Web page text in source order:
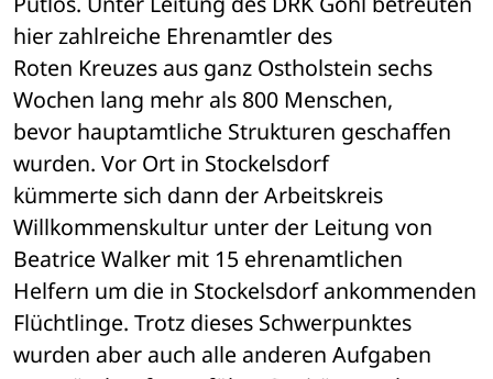
hier zahlreiche Ehrenamtler des
Roten Kreuzes aus ganz Ostholstein sechs
Wochen lang mehr als 800 Menschen,
bevor hauptamtliche Strukturen geschaffen
wurden. Vor Ort in Stockelsdorf
kümmerte sich dann der Arbeitskreis
Willkommenskultur unter der Leitung von
Beatrice Walker mit 15 ehrenamtlichen
Helfern um die in Stockelsdorf ankommenden
Flüchtlinge. Trotz dieses Schwerpunktes
wurden aber auch alle anderen Aufgaben